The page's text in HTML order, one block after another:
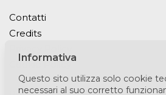
Contatti
Credits
Cookie Policy
Informativa
Questo sito utilizza solo cookie
necessari al suo corretto